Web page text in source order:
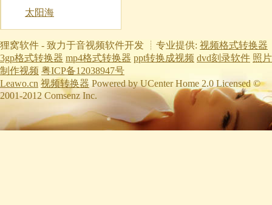
太阳海
狸窝软件 - 致力于音视频软件开发 ┊专业提供: 视频格式转换器
3gp格式转换器 mp4格式转换器 ppt转换成视频 dvd刻录软件 照片
制作视频 粤ICP备12038947号
Leawo.cn 视频转换器 Powered by UCenter Home 2.0 Licensed ©
2001-2012 Comsenz Inc.